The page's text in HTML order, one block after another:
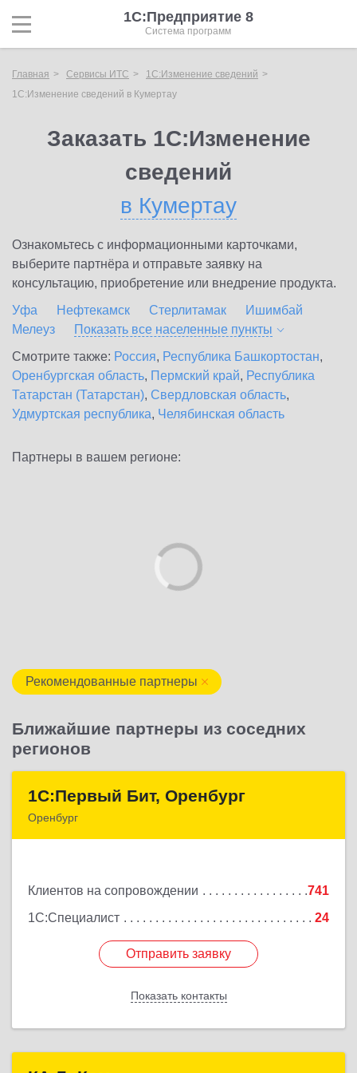
1С:Предприятие 8
Система программ
Главная Сервисы ИТС
1С:Изменение сведений
1С:Изменение сведений в Кумертау
Заказать 1С:Изменение
сведений
в Кумертау
Ознакомьтесь с информационными карточками,
выберите партнёра и отправьте заявку на
консультацию, приобретение или внедрение продукта.
Уфа
Нефтекамск Стерлитамак
Ишимбай
Мелеуз
Показать все населенные пункты
Смотрите также: Россия, Республика Башкортостан,
Оренбургская область, Пермский край, Республика
Татарстан (Татарстан), Свердловская область,
Удмуртская республика, Челябинская область
Партнеры в вашем регионе:
Рекомендованные партнеры
Ближайшие партнеры из соседних
регионов
1С:Первый Бит, Оренбург
Оренбург
Клиентов на сопровождении
741
1С:Специалист
24
Отправить заявку
Показать контакты
1С:Первый Бит, Оренбург
Подробнее
Отправить заявку
Назад